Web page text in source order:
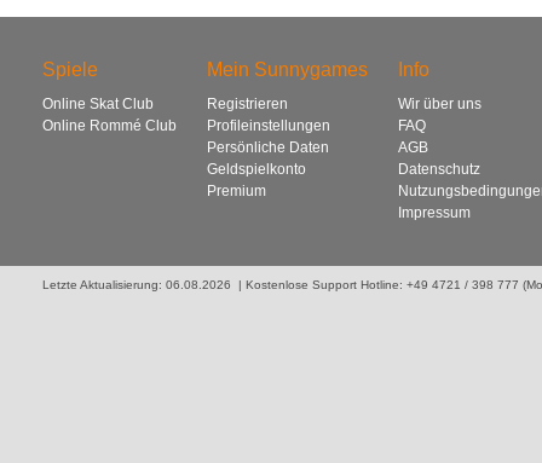
Spiele
Online Skat Club
Online Rommé Club
Mein Sunnygames
Registrieren
Profileinstellungen
Persönliche Daten
Geldspielkonto
Premium
Info
Wir über uns
FAQ
AGB
Datenschutz
Impressum
Letzte Aktualisierung: 06.08.2026 | Kostenlose Support Hotline: +49 4721 / 398 777